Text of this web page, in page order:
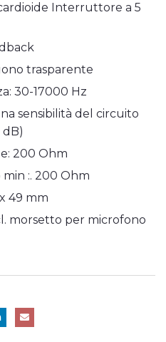
Interruttore a 5
trasparente
30-17000 Hz
sensibilità del circuito
dB)
200 Ohm
:. 200 Ohm
49 mm
morsetto per microfono